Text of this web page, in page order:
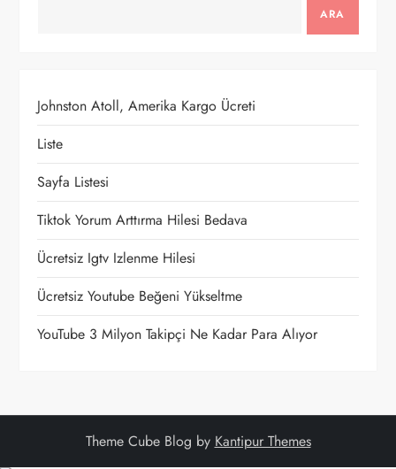
z
i
n
m
e
s
i
ARA
Johnston Atoll, Amerika Kargo Ücreti
Liste
Sayfa Listesi
Tiktok Yorum Arttırma Hilesi Bedava
Ücretsiz Igtv Izlenme Hilesi
Ücretsiz Youtube Beğeni Yükseltme
YouTube 3 Milyon Takipçi Ne Kadar Para Alıyor
Theme Cube Blog by Kantipur Themes